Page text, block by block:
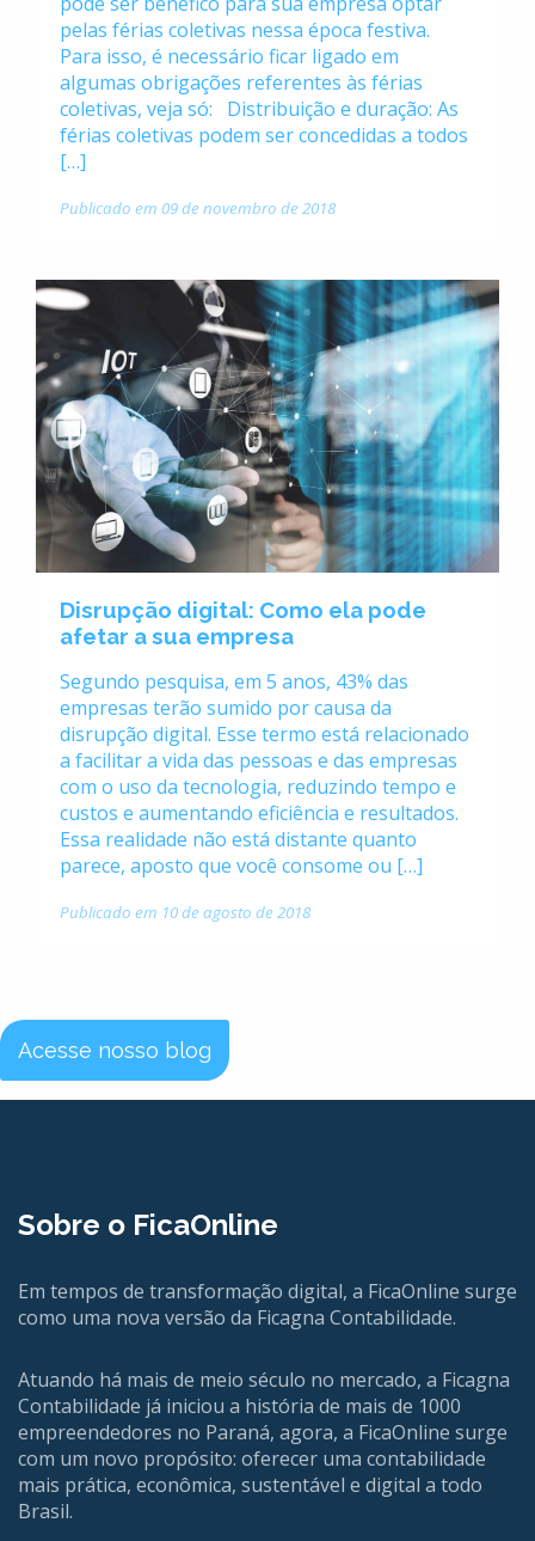
pelas férias coletivas nessa época festiva.
Para isso, é necessário ficar ligado em
algumas obrigações referentes às férias
coletivas, veja só: Distribuição e duração: As
férias coletivas podem ser concedidas a todos
[…]
Publicado em 09 de novembro de 2018
Disrupção digital: Como ela pode
afetar a sua empresa
Segundo pesquisa, em 5 anos, 43% das
empresas terão sumido por causa da
disrupção digital. Esse termo está relacionado
a facilitar a vida das pessoas e das empresas
com o uso da tecnologia, reduzindo tempo e
custos e aumentando eficiência e resultados.
Essa realidade não está distante quanto
parece, aposto que você consome ou […]
Publicado em 10 de agosto de 2018
Acesse nosso blog
Sobre o FicaOnline
Em tempos de transformação digital, a FicaOnline surge
como uma nova versão da Ficagna Contabilidade.
Atuando há mais de meio século no mercado, a Ficagna
Contabilidade já iniciou a história de mais de 1000
empreendedores no Paraná, agora, a FicaOnline surge
com um novo propósito: oferecer uma contabilidade
mais prática, econômica, sustentável e digital a todo
Brasil.